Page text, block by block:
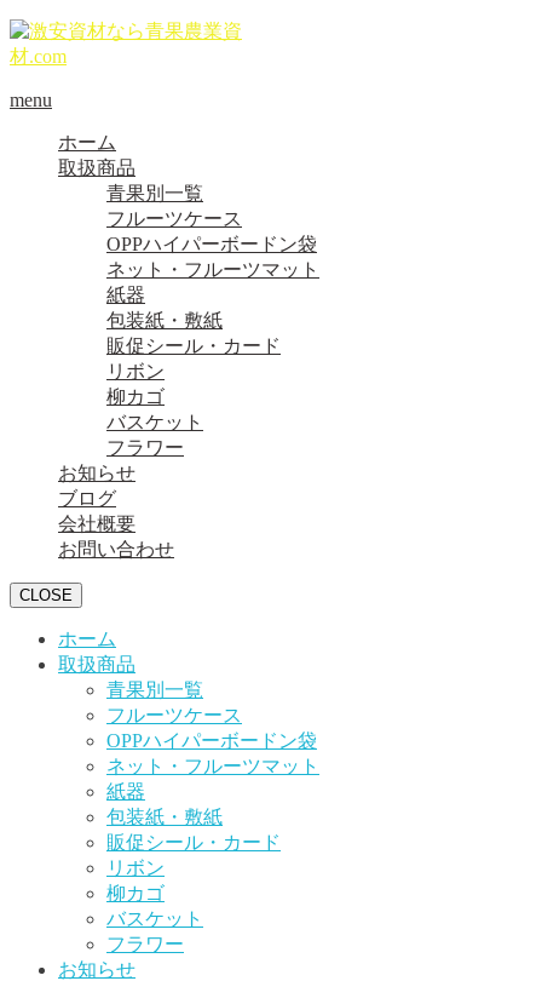
menu
ホーム
取扱商品
青果別一覧
フルーツケース
OPPハイパーボードン袋
ネット・フルーツマット
紙器
包装紙・敷紙
販促シール・カード
リボン
柳カゴ
バスケット
フラワー
お知らせ
ブログ
会社概要
お問い合わせ
CLOSE
ホーム
取扱商品
青果別一覧
フルーツケース
OPPハイパーボードン袋
ネット・フルーツマット
紙器
包装紙・敷紙
販促シール・カード
リボン
柳カゴ
バスケット
フラワー
お知らせ